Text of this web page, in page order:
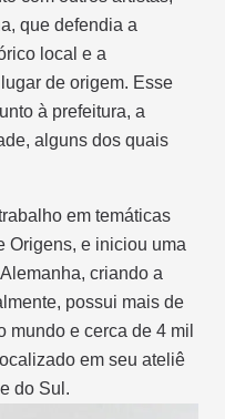
que defendia a
local e a
de origem. Esse
à prefeitura, a
alguns dos quais
em temáticas
Origens, e iniciou uma
criando a
possui mais de
mundo e cerca de 4 mil
em seu ateliê
do Sul.